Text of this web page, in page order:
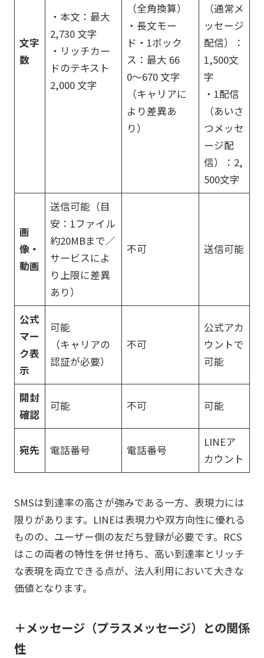
文字
数
・本文：最大
2,730 文字
・リッチカー
ドのテキスト
2,000 文字
（全角換算）
・長文モー
ド・1ボック
ス：最大 66
0〜670 文字
（キャリアに
より差異あ
り）
（通常メ
ッセージ
配信）：
1,500文
字
・1配信
（あいさ
つメッセ
ージ配
信）：2,
500文字
画
像・
動画
送信可能（目
安：1ファイル
約20MBまで／
サービスによ
り上限に差異
あり）
不可 送信可能
公式
マー
ク表
示
可能
（キャリアの
認証が必要）
不可
公式アカ
ウントで
可能
開封
確認
可能 不可 可能
宛先 電話番号 電話番号
LINEア
カウント
SMSは到達率の高さが強みである一方、表現力には
限りがあります。LINEは表現力や双方向性に優れる
ものの、ユーザー側の友だち登録が必要です。RCS
はこの両者の特性を併せ持ち、高い到達率とリッチ
な表現を両立できる点が、法人利用において大きな
価値となります。
＋メッセージ（プラスメッセージ）との関係
性